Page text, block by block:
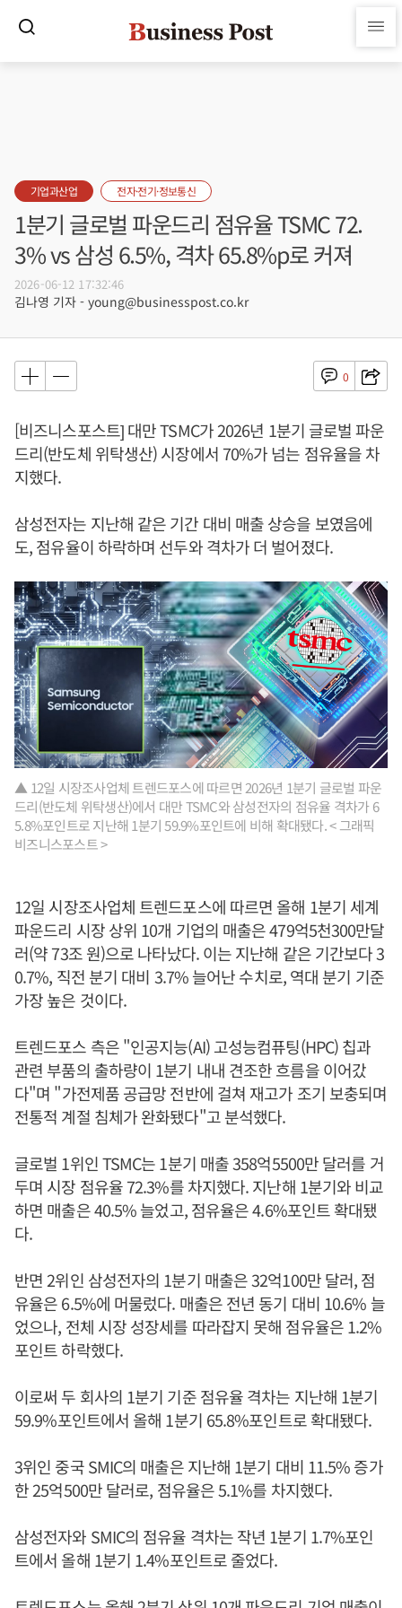
기업과산업 전자·전기·정보통신
1분기 글로벌 파운드리 점유율 TSMC 72.
3% vs 삼성 6.5%, 격차 65.8%p로 커져
2026-06-12 17:32:46
김나영 기자 - young@businesspost.co.kr
0
[비즈니스포스트] 대만 TSMC가 2026년 1분기 글로벌 파운
드리(반도체 위탁생산) 시장에서 70%가 넘는 점유율을 차
지했다.
삼성전자는 지난해 같은 기간 대비 매출 상승을 보였음에
도, 점유율이 하락하며 선두와 격차가 더 벌어졌다.
▲ 12일 시장조사업체 트렌드포스에 따르면 2026년 1분기 글로벌 파운
드리(반도체 위탁생산)에서 대만 TSMC와 삼성전자의 점유율 격차가 6
5.8%포인트로 지난해 1분기 59.9%포인트에 비해 확대됐다. < 그래픽
비즈니스포스트 >
12일 시장조사업체 트렌드포스에 따르면 올해 1분기 세계
파운드리 시장 상위 10개 기업의 매출은 479억5천300만달
러(약 73조 원)으로 나타났다. 이는 지난해 같은 기간보다 3
0.7%, 직전 분기 대비 3.7% 늘어난 수치로, 역대 분기 기준
가장 높은 것이다.
트렌드포스 측은 "인공지능(AI) 고성능컴퓨팅(HPC) 칩과
관련 부품의 출하량이 1분기 내내 견조한 흐름을 이어갔
다"며 "가전제품 공급망 전반에 걸쳐 재고가 조기 보충되며
전통적 계절 침체가 완화됐다"고 분석했다.
글로벌 1위인 TSMC는 1분기 매출 358억5500만 달러를 거
두며 시장 점유율 72.3%를 차지했다. 지난해 1분기와 비교
하면 매출은 40.5% 늘었고, 점유율은 4.6%포인트 확대됐
다.
반면 2위인 삼성전자의 1분기 매출은 32억100만 달러, 점
유율은 6.5%에 머물렀다. 매출은 전년 동기 대비 10.6% 늘
었으나, 전체 시장 성장세를 따라잡지 못해 점유율은 1.2%
포인트 하락했다.
이로써 두 회사의 1분기 기준 점유율 격차는 지난해 1분기
59.9%포인트에서 올해 1분기 65.8%포인트로 확대됐다.
3위인 중국 SMIC의 매출은 지난해 1분기 대비 11.5% 증가
한 25억500만 달러로, 점유율은 5.1%를 차지했다.
삼성전자와 SMIC의 점유율 격차는 작년 1분기 1.7%포인
트에서 올해 1분기 1.4%포인트로 줄었다.